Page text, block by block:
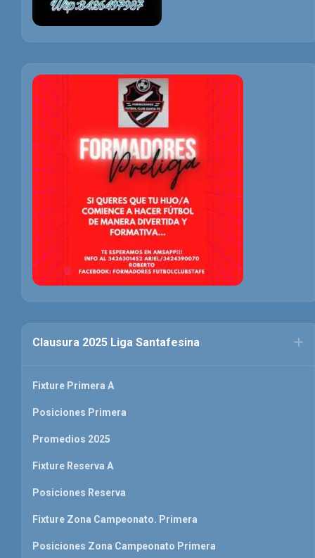
Clausura 2025 Liga Santafesina
Fixture Primera A
Posiciones Primera
Promedios 2025
Fixture Reserva A
Posiciones Reserva
Fixture Zona Campeonato. Primera
Posiciones Zona Campeonato Primera